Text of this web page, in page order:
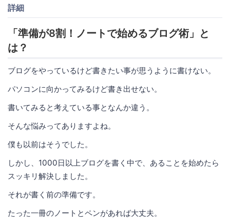
詳細
「準備が8割！ノートで始めるブログ術」と
は？
ブログをやっているけど書きたい事が思うように書けない。
パソコンに向かってみるけど書き出せない。
書いてみると考えている事となんか違う。
そんな悩みってありますよね。
僕も以前はそうでした。
しかし、1000日以上ブログを書く中で、あることを始めたら
スッキリ解決しました。
それが書く前の準備です。
たった一冊のノートとペンがあれば大丈夫。